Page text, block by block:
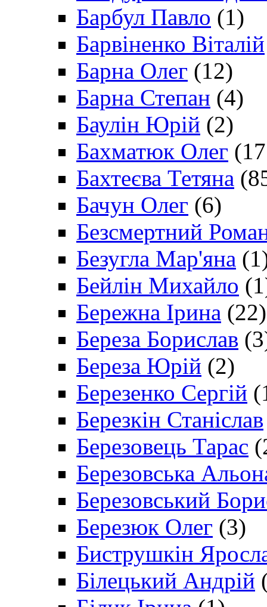
Барбул Павло (1)
Барвіненко Віталій
Барна Олег (12)
Барна Степан (4)
Баулін Юрій (2)
Бахматюк Олег
Бахтеєва Тетяна
Бачун Олег (6)
Безсмертний
Безугла Мар'яна
Бейлін Михайло
Бережна Ірина (22)
Береза Борислав
Береза Юрій (2)
Березенко Сергій
Березкін Станіслав
Березовець Тарас
Березовська
Березовський
Березюк Олег (3)
Биструшкін
Білецький Андрій